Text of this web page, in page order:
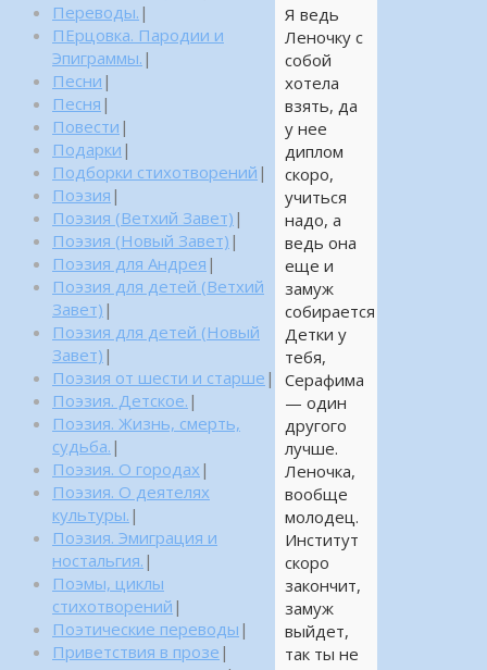
Я ведь
Леночку с
собой
хотела
взять, да
у нее
диплом
скоро,
учиться
надо, а
ведь она
еще и
замуж
собирается
Детки у
тебя,
Серафима
— один
другого
лучше.
Леночка,
вообще
молодец.
Институт
скоро
закончит,
замуж
выйдет,
так ты не
Переводы. |
ПЕрцовка. Пародии и
Эпиграммы. |
Песни |
Песня |
Повести |
Подарки |
Подборки стихотворений |
Поэзия |
Поэзия (Ветхий Завет) |
Поэзия (Новый Завет) |
Поэзия для Андрея |
Поэзия для детей (Ветхий
Завет) |
Поэзия для детей (Новый
Завет) |
Поэзия от шести и старше |
Поэзия. Детское. |
Поэзия. Жизнь, смерть,
судьба. |
Поэзия. О городах |
Поэзия. О деятелях
культуры. |
Поэзия. Эмиграция и
ностальгия. |
Поэмы, циклы
стихотворений |
Поэтические переводы |
Приветствия в прозе |